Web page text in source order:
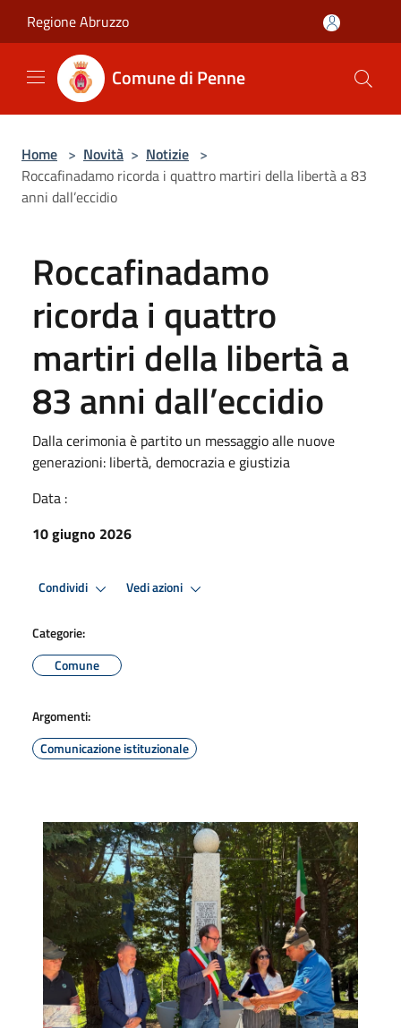
Regione Abruzzo
Comune di Penne
Home > Novità > Notizie >
Roccafinadamo ricorda i quattro martiri della libertà a 83
anni dall’eccidio
Roccafinadamo
ricorda i quattro
martiri della libertà a
83 anni dall’eccidio
Dalla cerimonia è partito un messaggio alle nuove
generazioni: libertà, democrazia e giustizia
Data :
10 giugno 2026
Condividi Vedi azioni
Categorie:
Comune
Argomenti:
Comunicazione istituzionale